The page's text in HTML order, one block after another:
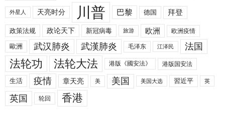
外星人 天亮时分 川普 巴黎 德国 拜登
政策法规 政论天下 新冠病毒 旅游 欧洲 欧洲疫情
歐洲 武汉肺炎 武漢肺炎 毛泽东 江泽民 法国
法轮功 法轮大法 港版《國安法》 港版国安法
生活 疫情 章天亮 美 美国 美国大选 習近平 英
英国 轮回 香港